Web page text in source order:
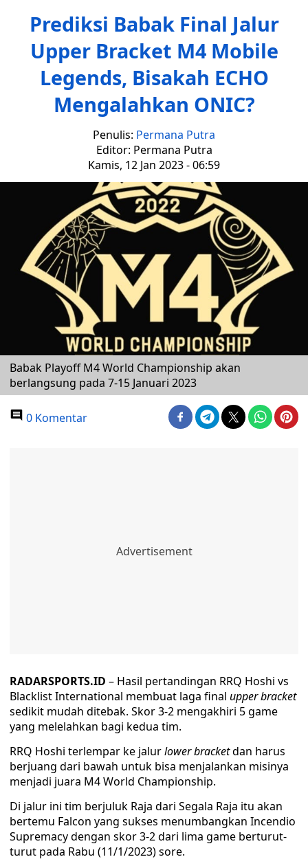
Prediksi Babak Final Jalur
Upper Bracket M4 Mobile
Legends, Bisakah ECHO
Mengalahkan ONIC?
Penulis: Permana Putra
Editor: Permana Putra
Kamis, 12 Jan 2023 - 06:59
Babak Playoff M4 World Championship akan
berlangsung pada 7-15 Januari 2023
0 Komentar
RADARSPORTS.ID – Hasil pertandingan RRQ Hoshi vs
Blacklist International membuat laga final upper bracket
sedikit mudah ditebak. Skor 3-2 mengakhiri 5 game
yang melelahkan bagi kedua tim.
RRQ Hoshi terlempar ke jalurlower bracketdan harus
berjuang dari bawah untuk bisa menjalankan misinya
menjadi juara M4 World Championship.
Di jalur ini tim berjuluk Raja dari Segala Raja itu akan
bertemu Falcon yang sukses menumbangkan Incendio
Supremacy dengan skor 3-2 dari lima game berturut-
turut pada Rabu (11/1/2023) sore.